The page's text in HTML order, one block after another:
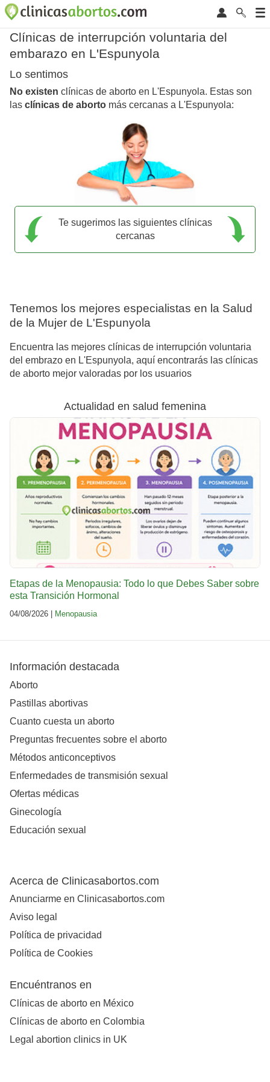
Clínicas de interrupción voluntaria del
embarazo en L'Espunyola
Lo sentimos
No existen clínicas de aborto en L'Espunyola. Estas son
las clínicas de aborto más cercanas a L'Espunyola:
Te sugerimos las siguientes clínicas
cercanas
Tenemos los mejores especialistas en la Salud
de la Mujer de L'Espunyola
Encuentra las mejores clínicas de interrupción voluntaria
del embrazo en L'Espunyola, aquí encontrarás las clínicas
de aborto mejor valoradas por los usuarios
Actualidad en salud femenina
Etapas de la Menopausia: Todo lo que Debes Saber sobre
esta Transición Hormonal
04/08/2026 | Menopausia
Información destacada
Aborto
Pastillas abortivas
Cuanto cuesta un aborto
Preguntas frecuentes sobre el aborto
Métodos anticonceptivos
Enfermedades de transmisión sexual
Ofertas médicas
Ginecología
Educación sexual
Acerca de Clinicasabortos.com
Anunciarme en Clinicasabortos.com
Aviso legal
Política de privacidad
Política de Cookies
Encuéntranos en
Clínicas de aborto en México
Clínicas de aborto en Colombia
Legal abortion clinics in UK